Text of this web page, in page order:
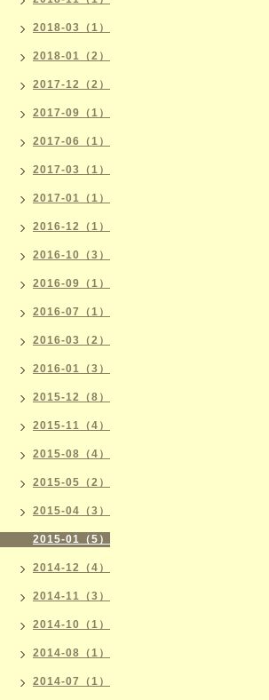
2018-03（1）
2018-01（2）
2017-12（2）
2017-09（1）
2017-06（1）
2017-03（1）
2017-01（1）
2016-12（1）
2016-10（3）
2016-09（1）
2016-07（1）
2016-03（2）
2016-01（3）
2015-12（8）
2015-11（4）
2015-08（4）
2015-05（2）
2015-04（3）
2015-01（5）
2014-12（4）
2014-11（3）
2014-10（1）
2014-08（1）
2014-07（1）